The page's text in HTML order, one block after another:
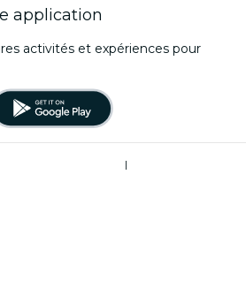
application
activités et expériences pour
|